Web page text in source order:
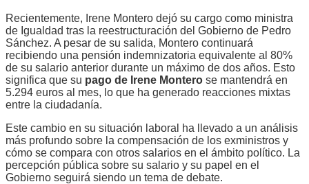
Recientemente, Irene Montero dejó su cargo como ministra
de Igualdad tras la reestructuración del Gobierno de Pedro
Sánchez. A pesar de su salida, Montero continuará
recibiendo una pensión indemnizatoria equivalente al 80%
de su salario anterior durante un máximo de dos años. Esto
significa que su pago de Irene Montero se mantendrá en
5.294 euros al mes, lo que ha generado reacciones mixtas
entre la ciudadanía.
Este cambio en su situación laboral ha llevado a un análisis
más profundo sobre la compensación de los exministros y
cómo se compara con otros salarios en el ámbito político. La
percepción pública sobre su salario y su papel en el
Gobierno seguirá siendo un tema de debate.